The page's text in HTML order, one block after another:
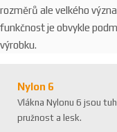
rozměrů ale velkého
funkčnost je obvykle
výrobku.
Nylon 6
Vlákna Nylonu 6 jsou
pružnost a lesk.